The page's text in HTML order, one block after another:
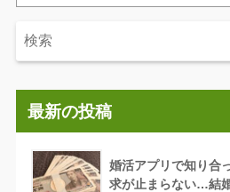
最新の投稿
婚活アプリで知り合
求が止まらない…結